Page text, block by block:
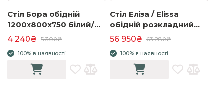
Стіл Бора обідній
1200x800x750 білий/
бук натуральний
4 240₴ 5 300₴
100% в наявності
Стіл Еліза / Elissa
обідній розкладний
2000/2750x1000x770
чорний мат золоті ноги
56 950₴ 63 280₴
100% в наявності